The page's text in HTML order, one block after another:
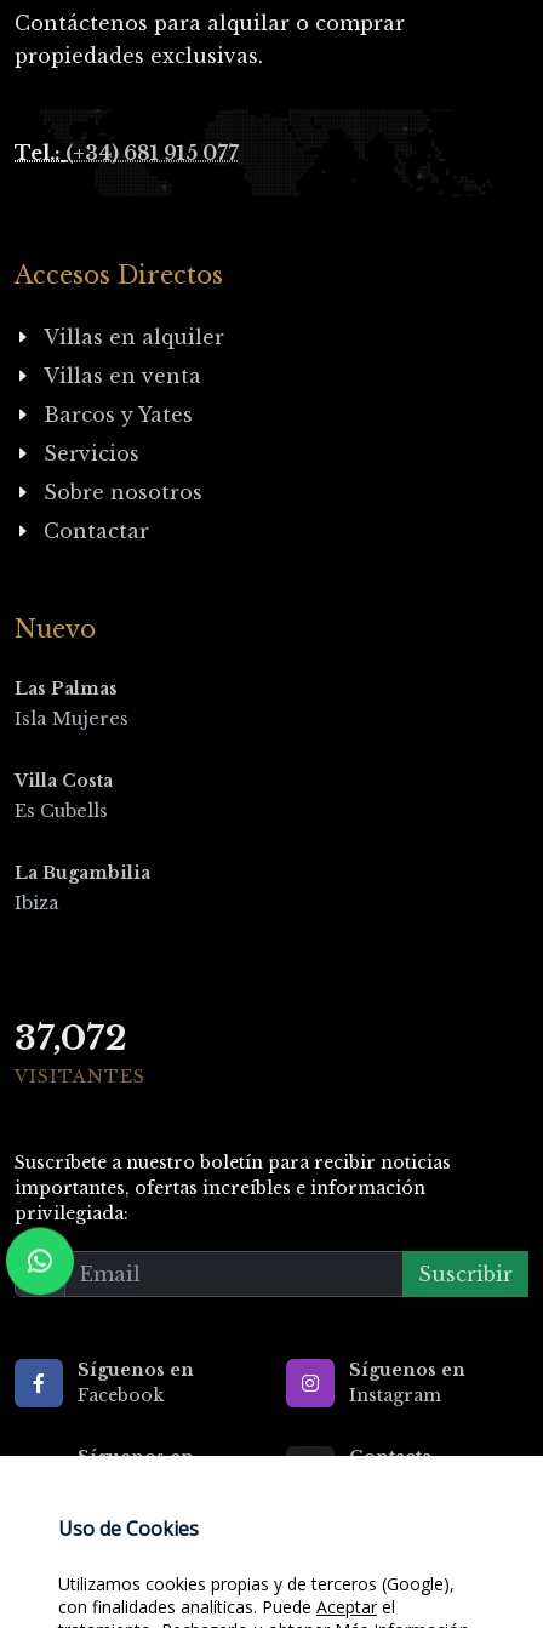
Contáctenos para alquilar o comprar
propiedades exclusivas.
Tel.: (+34) 681 915 077
Accesos Directos
Villas en alquiler
Villas en venta
Barcos y Yates
Servicios
Sobre nosotros
Contactar
Nuevo
Las Palmas
Isla Mujeres
Villa Costa
Es Cubells
La Bugambilia
Ibiza
37,072
VISITANTES
Suscríbete a nuestro boletín para recibir noticias
importantes, ofertas increíbles e información
privilegiada:
Suscribir
Síguenos en
Facebook
Síguenos en
Instagram
Síguenos en
Contacta
Uso de Cookies
Utilizamos cookies propias y de terceros (Google),
con finalidades analíticas. Puede Aceptarel